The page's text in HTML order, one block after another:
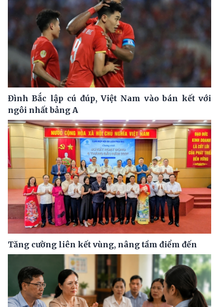
Đình Bắc lập cú đúp, Việt Nam vào bán kết với
ngôi nhất bảng A
Tăng cường liên kết vùng, nâng tầm điểm đến